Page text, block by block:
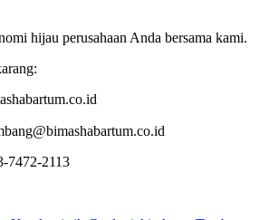
hijau perusahaan Anda bersama kami.
7472-2113